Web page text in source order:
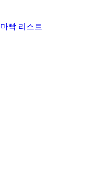
마빡 리스트